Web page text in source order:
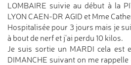
LOMBAIRE suivie au début à la
LYON CAEN-DR AGID et Mme
Hospitalisée pour 3 jours mais je
à bout de nerf et j'ai perdu 10 kilos.
Je suis sortie un MARDI cela est
DIMANCHE suivant on me